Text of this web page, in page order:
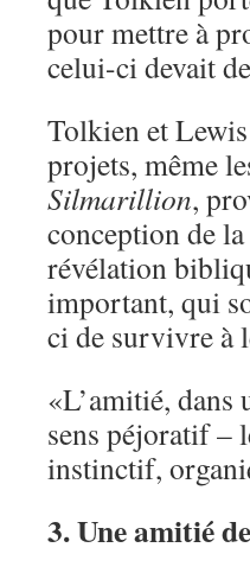
pour mettre à
celui-ci devait
Tolkien et
projets, même
Silmarillion,
conception de
révélation
important, qui
ci de survivre à
«L’amitié, dans
sens péjoratif –
instinctif,
3. Une amitié